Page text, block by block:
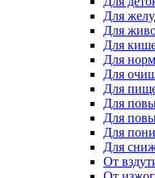
Для
Для
Для
Для
Для
Для
Для
Для
Для
Для
От